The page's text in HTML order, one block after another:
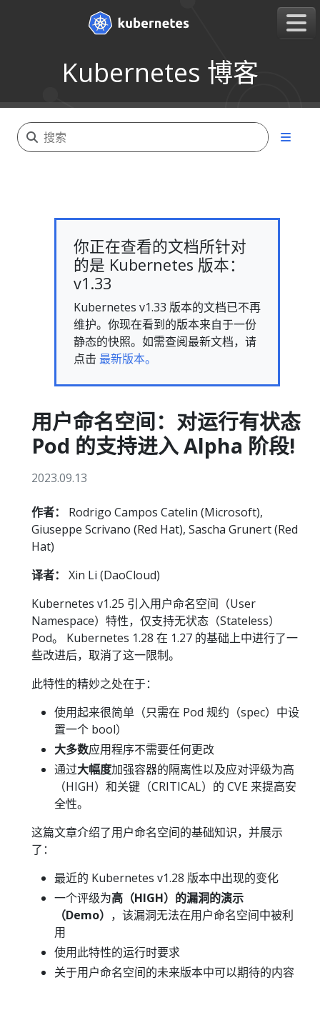
Kubernetes 博客
你正在查看的文档所针对
的是 Kubernetes 版本：
v1.33
Kubernetes v1.33 版本的文档已不再
维护。你现在看到的版本来自于一份
静态的快照。如需查阅最新文档，请
点击 最新版本。
用户命名空间：对运行有状态
Pod 的支持进入 Alpha 阶段!
2023.09.13
作者：
Rodrigo Campos Catelin (Microsoft),
Giuseppe Scrivano (Red Hat), Sascha Grunert (Red
Hat)
译者：
Xin Li (DaoCloud)
Kubernetes v1.25 引入用户命名空间（User
Namespace）特性，仅支持无状态（Stateless）
Pod。 Kubernetes 1.28 在 1.27 的基础上中进行了一
些改进后，取消了这一限制。
此特性的精妙之处在于：
使用起来很简单（只需在 Pod 规约（spec）中设
置一个 bool）
大多数应用程序不需要任何更改
通过大幅度加强容器的隔离性以及应对评级为高
（HIGH）和关键（CRITICAL）的 CVE 来提高安
全性。
这篇文章介绍了用户命名空间的基础知识，并展示
了：
最近的 Kubernetes v1.28 版本中出现的变化
一个评级为高（HIGH）的漏洞的演示
（Demo） ，该漏洞无法在用户命名空间中被利
用
使用此特性的运行时要求
关于用户命名空间的未来版本中可以期待的内容